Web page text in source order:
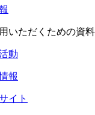
いただくための資
動
報
イト